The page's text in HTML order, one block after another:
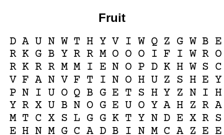
Fruit
D A U N W T H Y V I W Q Z G W B E
R K G B Y R R M O O O I F I W R O
R K R R M M I E N O P D K H W S C
V F A N V F T I N O H U Z S H E Y
P N I U O Q B G E T S H Y Z N I H
Y R X U B N O G E U O Y A H Z R A
M T C X S L G G K T Y N D E X R S
E H N M G C A D B I N M C A Z E E